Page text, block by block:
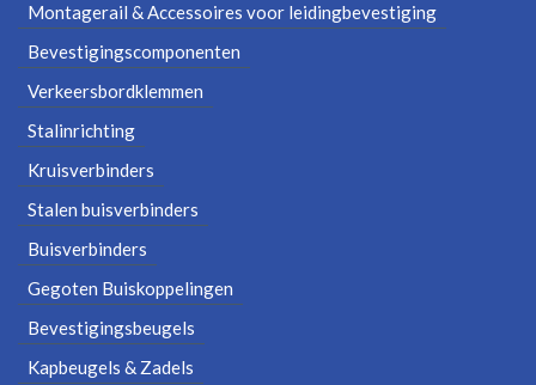
Montagerail & Accessoires voor leidingbevestiging
Bevestigingscomponenten
Verkeersbordklemmen
Stalinrichting
Kruisverbinders
Stalen buisverbinders
Buisverbinders
Gegoten Buiskoppelingen
Bevestigingsbeugels
Kapbeugels & Zadels